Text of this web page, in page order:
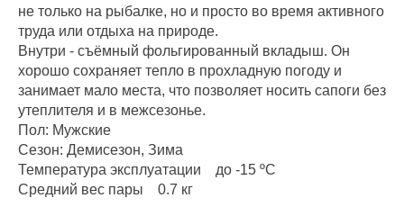
не только на рыбалке, но и просто во время активного
труда или отдыха на природе.
Внутри - съёмный фольгированный вкладыш. Он
хорошо сохраняет тепло в прохладную погоду и
занимает мало места, что позволяет носить сапоги без
утеплителя и в межсезонье.
Пол: Мужские
Сезон: Демисезон, Зима
Температура эксплуатации до -15 ºС
Средний вес пары 0.7 кг